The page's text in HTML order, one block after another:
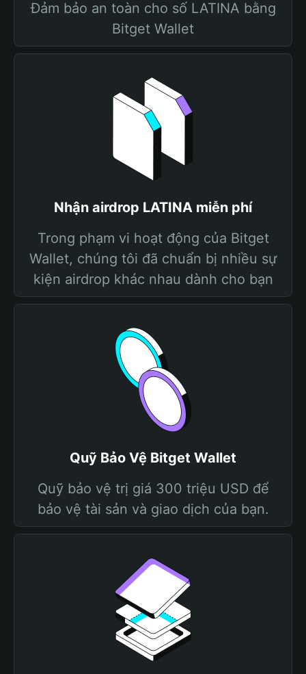
Đảm bảo an toàn cho số LATINA bằng
Bitget Wallet
Nhận airdrop LATINA miễn phí
Trong phạm vi hoạt động của Bitget
Wallet, chúng tôi đã chuẩn bị nhiều sự
kiện airdrop khác nhau dành cho bạn
Quỹ Bảo Vệ Bitget Wallet
Quỹ bảo vệ trị giá 300 triệu USD để
bảo vệ tài sản và giao dịch của bạn.